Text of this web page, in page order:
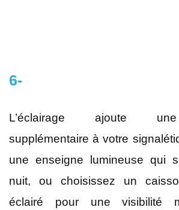
6-
L’éclairage ajoute
supplémentaire à votre
une enseigne lumineuse qui
nuit, ou choisissez un
éclairé pour une visibilité